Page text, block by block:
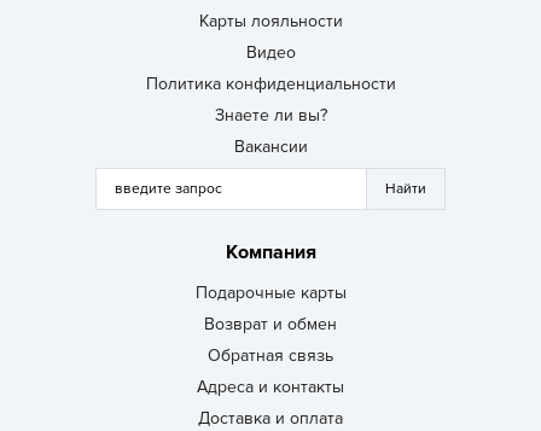
Карты лояльности
Видео
Политика конфиденциальности
Знаете ли вы?
Вакансии
Компания
Подарочные карты
Возврат и обмен
Обратная связь
Адреса и контакты
Доставка и оплата